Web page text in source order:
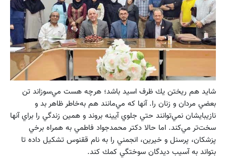
شايد هم ريختن يك ظرف اسيد باشد؛ هرچه هست مي‌سوزاند تن
بعضي مردان و زنان را. آنها كه مي‌مانند هم به‌خاطر ظاهر بد و
نازيبايشان نمي‌توانند حتي جلوي آيينه بروند و همين زندگي را براي آنها
سخت‌تر مي‌كند. اما حالا دكتر محمدجواد فاطمي به همراه برخي
پزشكان، پرسنل و خيرين، انجمني را به نام ققنوس تشكيل داده تا
بتواند به آسيب ديدگان سوختگي كمك كند.